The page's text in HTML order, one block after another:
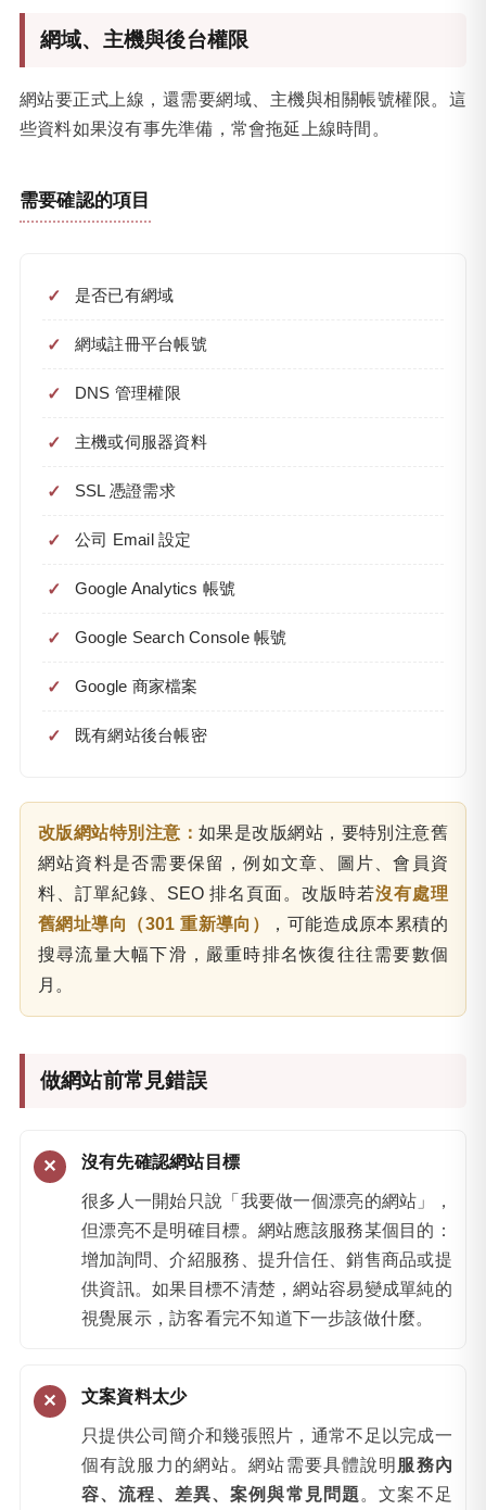
網域、主機與後台權限
網站要正式上線，還需要網域、主機與相關帳號權限。這
些資料如果沒有事先準備，常會拖延上線時間。
需要確認的項目
是否已有網域
網域註冊平台帳號
DNS 管理權限
主機或伺服器資料
SSL 憑證需求
公司 Email 設定
Google Analytics 帳號
Google Search Console 帳號
Google 商家檔案
既有網站後台帳密
改版網站特別注意： 如果是改版網站，要特別注意舊
網站資料是否需要保留，例如文章、圖片、會員資
料、訂單紀錄、SEO 排名頁面。改版時若沒有處理
舊網址導向（301 重新導向）
，可能造成原本累積的
搜尋流量大幅下滑，嚴重時排名恢復往往需要數個
月。
做網站前常見錯誤
沒有先確認網站目標
很多人一開始只說「我要做一個漂亮的網站」，
但漂亮不是明確目標。網站應該服務某個目的：
增加詢問、介紹服務、提升信任、銷售商品或提
供資訊。如果目標不清楚，網站容易變成單純的
視覺展示，訪客看完不知道下一步該做什麼。
文案資料太少
只提供公司簡介和幾張照片，通常不足以完成一
個有說服力的網站。網站需要具體說明 服務內
容、流程、差異、案例與常見問題 。文案不足